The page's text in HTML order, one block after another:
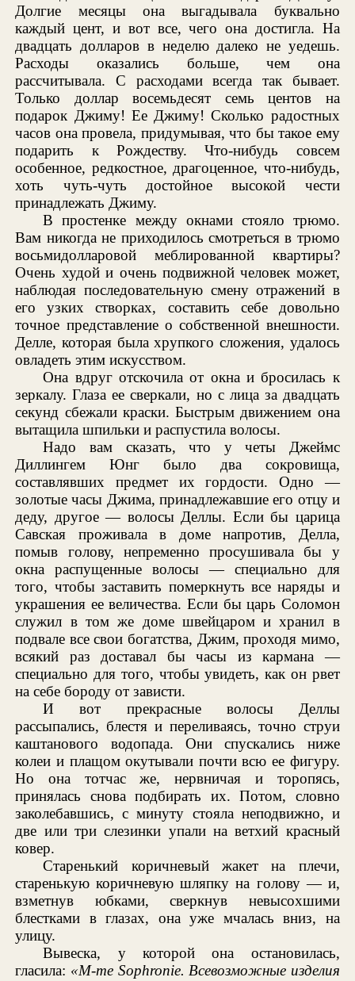
Долгие месяцы она выгадывала буквально
каждый цент, и вот все, чего она достигла. На
двадцать долларов в неделю далеко не уедешь.
Расходы оказались больше, чем она
рассчитывала. С расходами всегда так бывает.
Только доллар восемьдесят семь центов на
подарок Джиму! Ее Джиму! Сколько радостных
часов она провела, придумывая, что бы такое ему
подарить к Рождеству. Что-нибудь совсем
особенное, редкостное, драгоценное, что-нибудь,
хоть чуть-чуть достойное высокой чести
принадлежать Джиму.
В простенке между окнами стояло трюмо.
Вам никогда не приходилось смотреться в трюмо
восьмидолларовой меблированной квартиры?
Очень худой и очень подвижной человек может,
наблюдая последовательную смену отражений в
его узких створках, составить себе довольно
точное представление о собственной внешности.
Делле, которая была хрупкого сложения, удалось
овладеть этим искусством.
Она вдруг отскочила от окна и бросилась к
зеркалу. Глаза ее сверкали, но с лица за двадцать
секунд сбежали краски. Быстрым движением она
вытащила шпильки и распустила волосы.
Надо вам сказать, что у четы Джеймс
Диллингем Юнг было два сокровища,
составлявших предмет их гордости. Одно —
золотые часы Джима, принадлежавшие его отцу и
деду, другое — волосы Деллы. Если бы царица
Савская проживала в доме напротив, Делла,
помыв голову, непременно просушивала бы у
окна распущенные волосы — специально для
того, чтобы заставить померкнуть все наряды и
украшения ее величества. Если бы царь Соломон
служил в том же доме швейцаром и хранил в
подвале все свои богатства, Джим, проходя мимо,
всякий раз доставал бы часы из кармана —
специально для того, чтобы увидеть, как он рвет
на себе бороду от зависти.
И вот прекрасные волосы Деллы
рассыпались, блестя и переливаясь, точно струи
каштанового водопада. Они спускались ниже
колеи и плащом окутывали почти всю ее фигуру.
Но она тотчас же, нервничая и торопясь,
принялась снова подбирать их. Потом, словно
заколебавшись, с минуту стояла неподвижно, и
две или три слезинки упали на ветхий красный
ковер.
Старенький коричневый жакет на плечи,
старенькую коричневую шляпку на голову — и,
взметнув юбками, сверкнув невысохшими
блестками в глазах, она уже мчалась вниз, на
улицу.
Вывеска, у которой она остановилась,
гласила: «M-me Sophronie. Всевозможные изделия